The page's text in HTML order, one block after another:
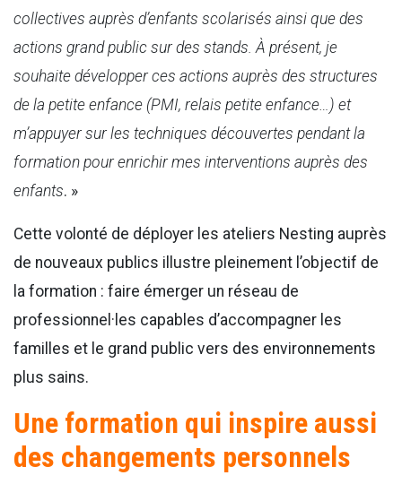
collectives auprès d’enfants scolarisés ainsi que des
actions grand public sur des stands. À présent, je
souhaite développer ces actions auprès des structures
de la petite enfance (PMI, relais petite enfance…) et
m’appuyer sur les techniques découvertes pendant la
formation pour enrichir mes interventions auprès des
enfants. »
Cette volonté de déployer les ateliers Nesting auprès
de nouveaux publics illustre pleinement l’objectif de
la formation : faire émerger un réseau de
professionnel·les capables d’accompagner les
familles et le grand public vers des environnements
plus sains.
Une formation qui inspire aussi
des changements personnels